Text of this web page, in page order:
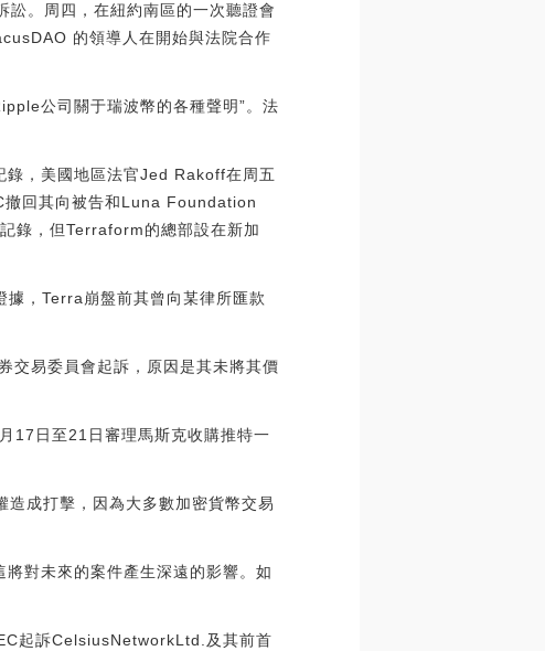
。周四，在紐約南區的一次聽證會
的領導人在開始與法院合作
公司關于瑞波幣的各種聲明”。法
錄，美國地區法官Jed Rakoff在周五
撤回其向被告和Luna Foundation
錄，但Terraform的總部設在新加
，Terra崩盤前其曾向某律所匯款
易委員會起訴，原因是其未將其價
17日至21日審理馬斯克收購推特一
成打擊，因為大多數加密貨幣交易
對未來的案件產生深遠的影響。如
起訴CelsiusNetworkLtd.及其前首